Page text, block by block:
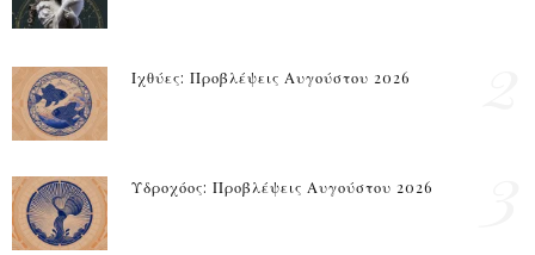
Ιχθύες: Προβλέψεις Αυγούστου 2026
Υδροχόος: Προβλέψεις Αυγούστου 2026